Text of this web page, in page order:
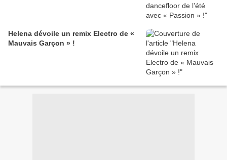
Helena dévoile un remix Electro de «
Mauvais Garçon » !